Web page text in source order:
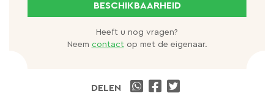
BESCHIKBAARHEID
Heeft u nog vragen?
Neem contactop met de eigenaar.
DELEN